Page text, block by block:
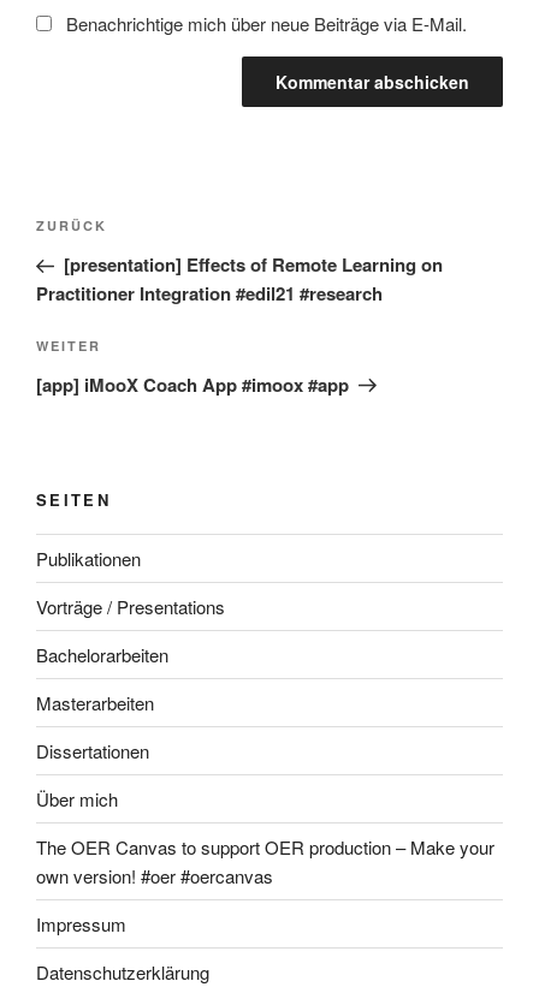
Benachrichtige mich über neue Beiträge via E-Mail.
Beitragsnavigation
Vorheriger
Beitrag
ZURÜCK
[presentation] Effects of Remote Learning on
Practitioner Integration #edil21 #research
Nächster
Beitrag
WEITER
[app] iMooX Coach App #imoox #app
SEITEN
Publikationen
Vorträge / Presentations
Bachelorarbeiten
Masterarbeiten
Dissertationen
Über mich
The OER Canvas to support OER production – Make your
own version! #oer #oercanvas
Impressum
Datenschutzerklärung